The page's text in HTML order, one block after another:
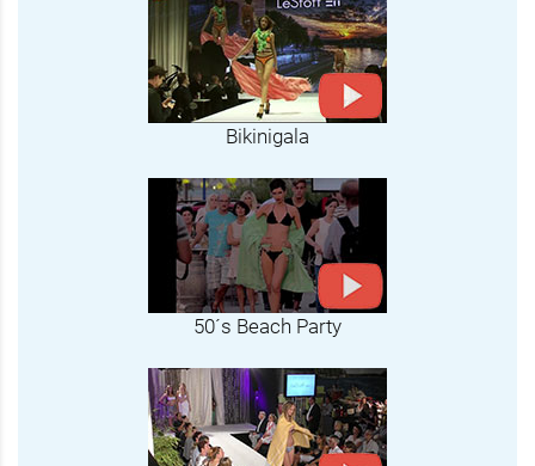
Bikinigala
50´s Beach Party